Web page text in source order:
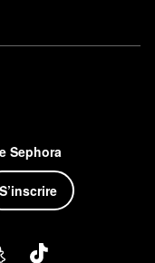
Sephora
S’inscrire